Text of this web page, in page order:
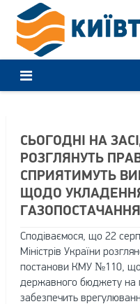
content
СЬОГОДНІ НА
РОЗГЛЯНУТЬ
СПРИЯТИМУТЬ
ЩОДО
ГАЗОПОСТАЧАННЯ
Сподіваємося, що 22
Міністрів України
постанови КМУ №110, що
державного бюджету на
забезпечить